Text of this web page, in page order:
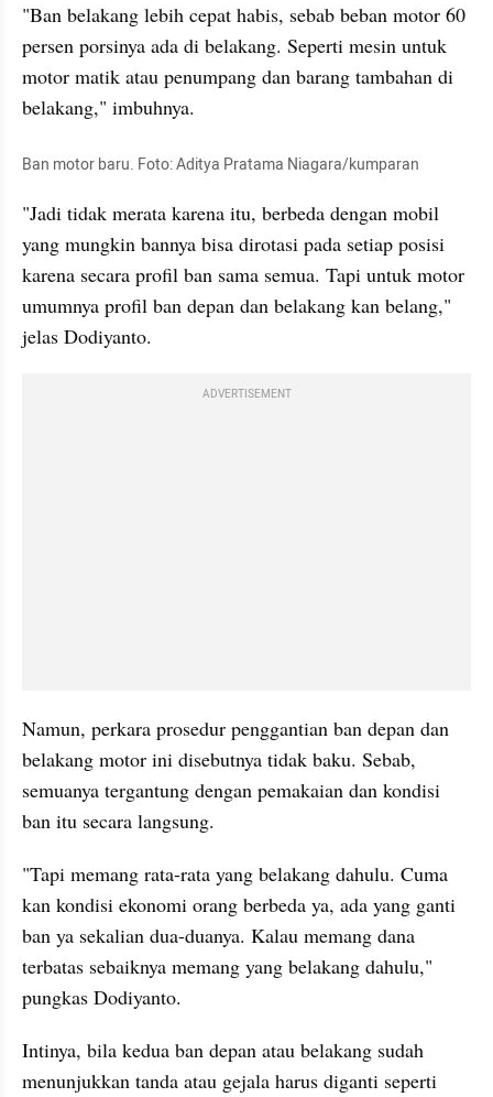
"Ban belakang lebih cepat habis, sebab beban motor 60
persen porsinya ada di belakang. Seperti mesin untuk
motor matik atau penumpang dan barang tambahan di
belakang," imbuhnya.
Ban motor baru. Foto: Aditya Pratama Niagara/kumparan
"Jadi tidak merata karena itu, berbeda dengan mobil
yang mungkin bannya bisa dirotasi pada setiap posisi
karena secara profil ban sama semua. Tapi untuk motor
umumnya profil ban depan dan belakang kan belang,"
jelas Dodiyanto.
ADVERTISEMENT
Namun, perkara prosedur penggantian ban depan dan
belakang motor ini disebutnya tidak baku. Sebab,
semuanya tergantung dengan pemakaian dan kondisi
ban itu secara langsung.
"Tapi memang rata-rata yang belakang dahulu. Cuma
kan kondisi ekonomi orang berbeda ya, ada yang ganti
ban ya sekalian dua-duanya. Kalau memang dana
terbatas sebaiknya memang yang belakang dahulu,"
pungkas Dodiyanto.
Intinya, bila kedua ban depan atau belakang sudah
menunjukkan tanda atau gejala harus diganti seperti